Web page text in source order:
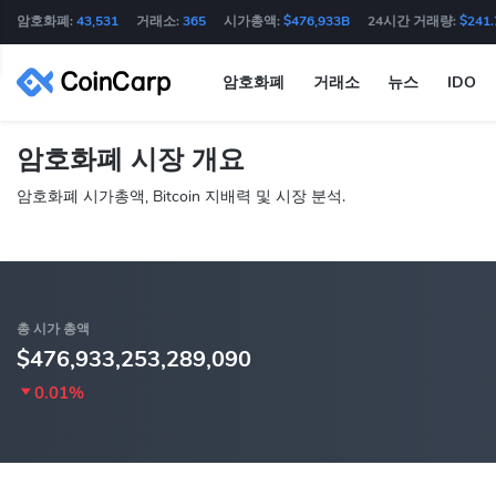
암호화폐: 43,531 거래소: 365 시가총액: $476,933B 24시간 거래량:
암호화폐 거래소 뉴스 IDO
암호화폐 시장 개요
암호화폐 시가총액, Bitcoin 지배력 및 시장 분석.
총 시가 총액
$476,933,253,289,090
0.01%